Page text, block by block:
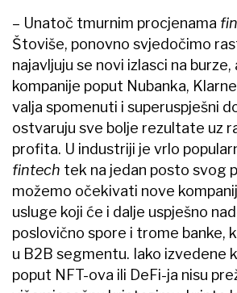
– Unatoč tmurnim procjenama
Štoviše, ponovno svjedočimo
najavljuju se novi izlasci na burze,
kompanije poput Nubanka,
valja spomenuti i superuspješni
ostvaruju sve bolje rezultate uz
profita. U industriji je vrlo
fintech tek na jedan posto svog
možemo očekivati nove
usluge koji će i dalje uspješno
poslovično spore i trome banke,
u B2B segmentu. Iako izvedene
poput NFT-ova ili DeFi-ja nisu